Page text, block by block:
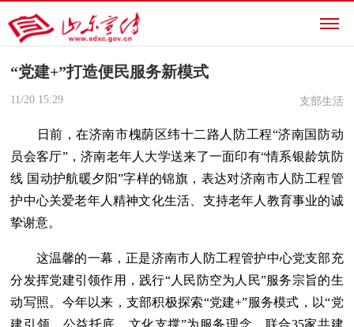
“党建+”打造便民服务新模式
11/20 15:29 支部生活
日前，在济南市槐荫区纬十二路人防工程“济南国防动
员会客厅”，济南老年人大学送来了一面印有“情系银龄筑防
线 国动护航暖夕阳”字样的锦旗，表达对济南市人防工程管
护中心关爱老年人精神文化生活、支持老年人教育事业的诚
挚谢意。
这温馨的一幕，正是济南市人防工程管护中心党支部充
分发挥党建引领作用，践行“人民防空为人民”服务宗旨的生
动写照。今年以来，支部积极探索“党建+”服务模式，以“党